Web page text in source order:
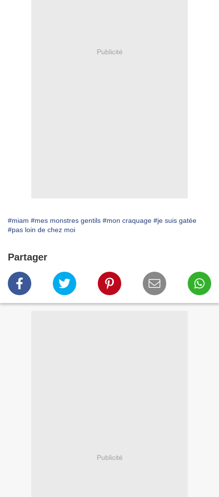
Publicité
#miam #mes monstres gentils #mon craquage #je suis gatée
#pas loin de chez moi
Partager
Publicité